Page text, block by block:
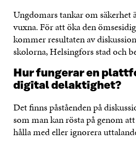
Ungdomars tankar om säkerhet
vuxna. För att öka den
kommer resultaten av
skolorna, Helsingfors stad och
Hur fungerar en
digital delaktighet?
Det finns påståenden på
som man kan rösta på genom
hålla med eller ignorera